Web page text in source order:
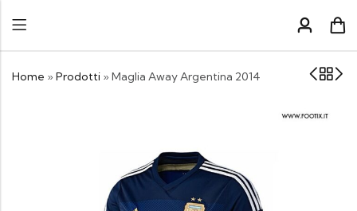
Home » Prodotti » Maglia Away Argentina 2014